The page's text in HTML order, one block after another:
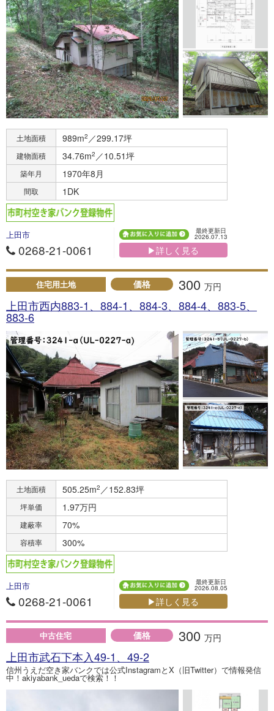
土地面積 989m2 ／299.17坪
建物面積 34.76m2 ／10.51坪
築年月 1970年8月
間取 1DK
上田市
0268-21-0061
最終更新日
2026.07.13
▶詳しく見る
住宅用土地 価格 300 万円
上田市西内883-1、884-1、884-3、884-4、883-5、
883-6
土地面積 505.25m2 ／152.83坪
坪単価 1.97万円
建蔽率 70%
容積率 300%
上田市
0268-21-0061
最終更新日
2026.08.05
▶詳しく見る
中古住宅 価格 300 万円
上田市武石下本入49-1、49-2
信州うえだ空き家バンクでは公式InstagramとX（旧Twitter）で情報発信
中！akiyabank_uedaで検索！！